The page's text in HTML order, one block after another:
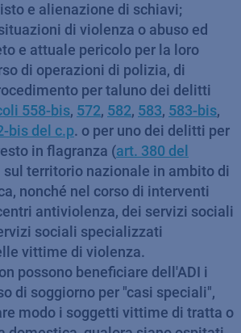
e alienazione di schiavi;
di violenza o abuso ed
e attuale pericolo per la loro
di operazioni di polizia, di
per taluno dei delitti
558-bis, 572, 582, 583, 583-bis,
bis del c.p. o per uno dei delitti per
in flagranza (art. 380 del
sul territorio nazionale in ambito di
nonché nel corso di interventi
antiviolenza, dei servizi sociali
sociali specializzati
vittime di violenza.
possono beneficiare dell'ADI i
di soggiorno per "casi speciali",
modo i soggetti vittime di tratta o